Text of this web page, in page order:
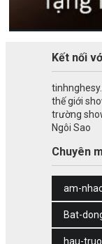
Kết nối
thế giới
trường
Ngôi Sao
Chuyên
am-
Bat-
hau-